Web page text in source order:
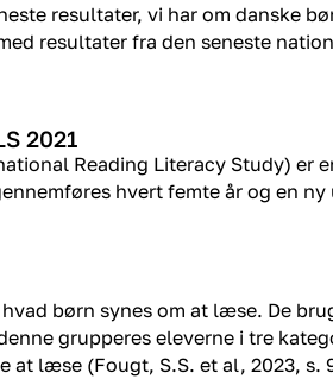
resultater, vi har om danske
resultater fra den seneste
2021
Reading Literacy Study)
hvert femte år og en ny
hvad børn synes om at læse. De
grupperes eleverne i tre
at læse (Fougt, S.S. et al, 2023, s.